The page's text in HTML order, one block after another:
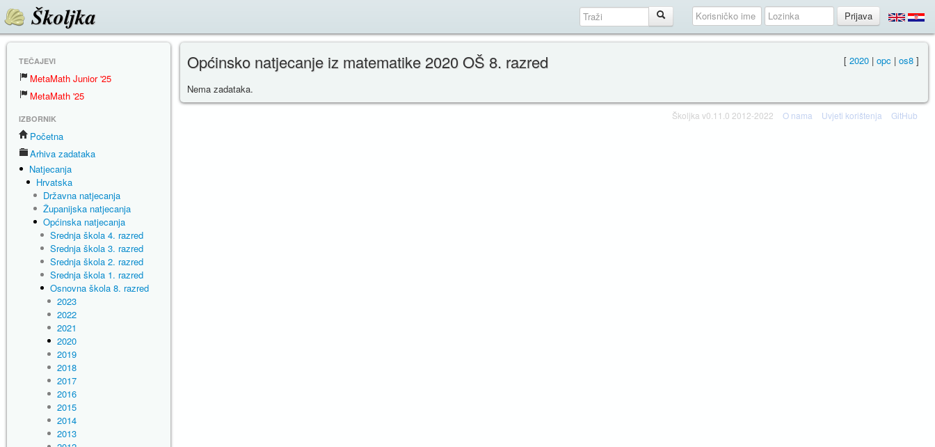
Školjka
TEČAJEVI
MetaMath Junior '25
MetaMath '25
IZBORNIK
Početna
Arhiva zadataka
Natjecanja
Hrvatska
Državna natjecanja
Županijska natjecanja
Općinska natjecanja
Srednja škola 4. razred
Srednja škola 3. razred
Srednja škola 2. razred
Srednja škola 1. razred
Osnovna škola 8. razred
2023
2022
2021
2020
2019
2018
2017
2016
2015
2014
2013
Općinsko natjecanje iz matematike 2020 OŠ 8. razred [ 2020 | opc | os8 ]
Nema zadataka.
Školjka v0.11.0 2012-2022 O nama Uvjeti korištenja GitHub